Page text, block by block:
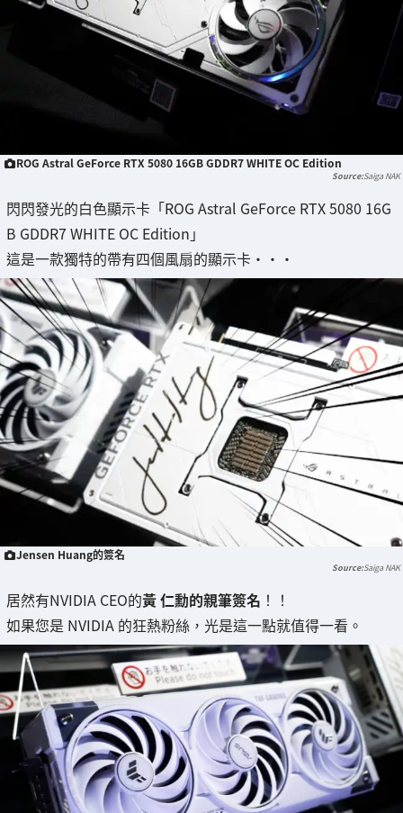
ROG Astral GeForce RTX 5080 16GB GDDR7 WHITE OC Edition
Saiga NAK
閃閃發光的白色顯示卡「ROG Astral GeForce RTX 5080 16G
B GDDR7 WHITE OC Edition」
這是一款獨特的帶有四個風扇的顯示卡・・・
Jensen Huang的簽名
Saiga NAK
居然有NVIDIA CEO的黃 仁勳的親筆簽名 ！！
如果您是 NVIDIA 的狂熱粉絲，光是這一點就值得一看。